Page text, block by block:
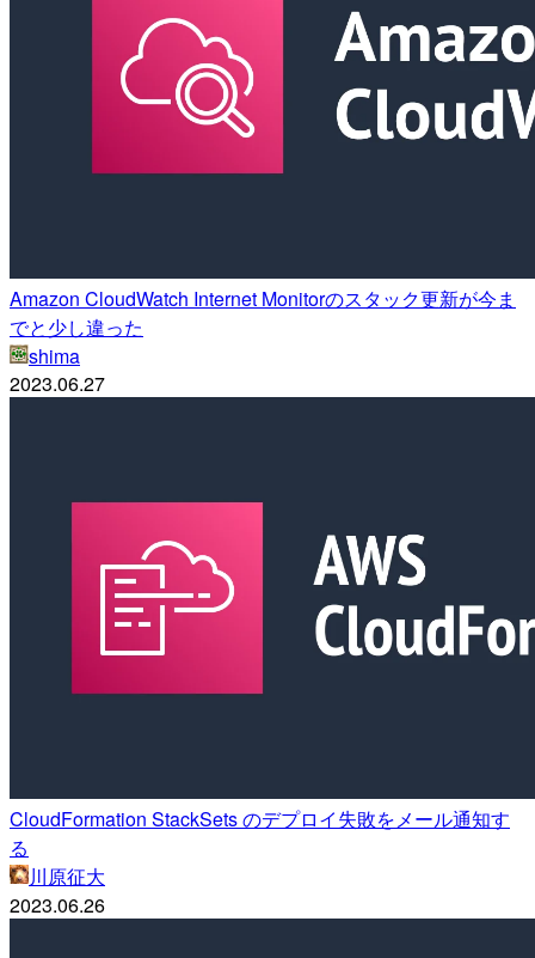
Amazon CloudWatch Internet Monitorのスタック更新が今ま
でと少し違った
shima
2023.06.27
CloudFormation StackSets のデプロイ失敗をメール通知す
る
川原征大
2023.06.26